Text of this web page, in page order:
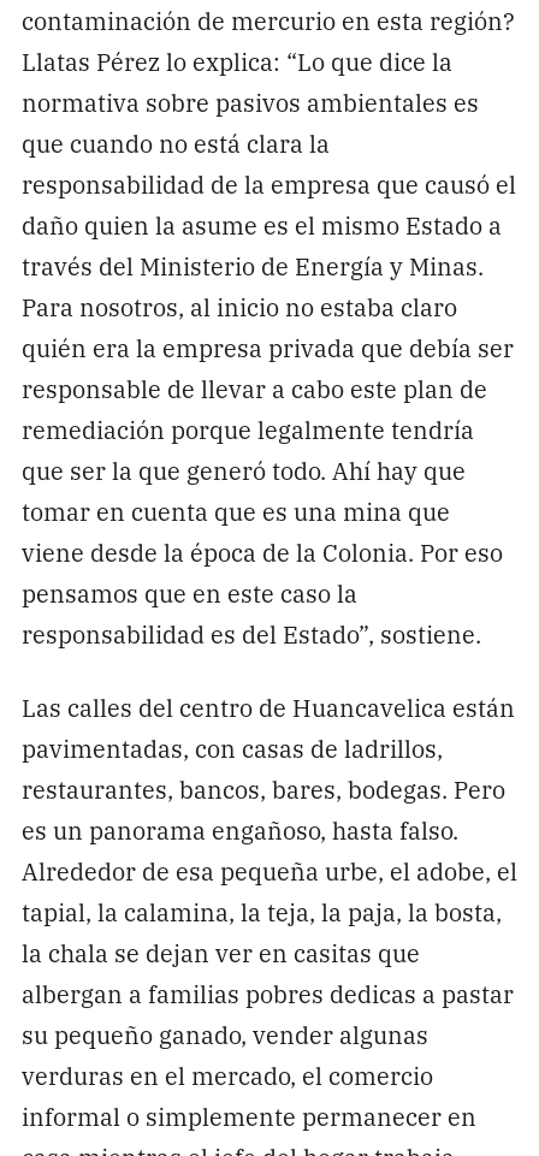
contaminación de mercurio en esta región?
Llatas Pérez lo explica: “Lo que dice la
normativa sobre pasivos ambientales es
que cuando no está clara la
responsabilidad de la empresa que causó el
daño quien la asume es el mismo Estado a
través del Ministerio de Energía y Minas.
Para nosotros, al inicio no estaba claro
quién era la empresa privada que debía ser
responsable de llevar a cabo este plan de
remediación porque legalmente tendría
que ser la que generó todo. Ahí hay que
tomar en cuenta que es una mina que
viene desde la época de la Colonia. Por eso
pensamos que en este caso la
responsabilidad es del Estado”, sostiene.
Las calles del centro de Huancavelica están
pavimentadas, con casas de ladrillos,
restaurantes, bancos, bares, bodegas. Pero
es un panorama engañoso, hasta falso.
Alrededor de esa pequeña urbe, el adobe, el
tapial, la calamina, la teja, la paja, la bosta,
la chala se dejan ver en casitas que
albergan a familias pobres dedicas a pastar
su pequeño ganado, vender algunas
verduras en el mercado, el comercio
informal o simplemente permanecer en